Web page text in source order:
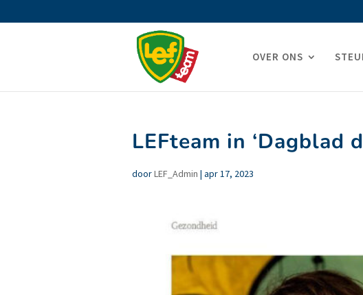
OVER ONS
LEFteam in ‘Dagblad
doorLEF_Admin | apr 17, 2023